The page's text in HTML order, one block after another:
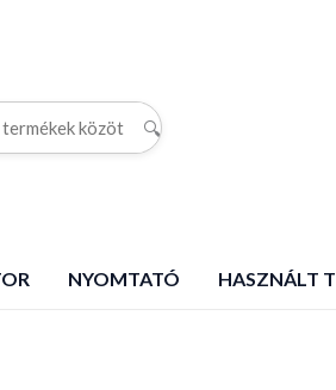
🔍
NYOMTATÓ HASZNÁLT